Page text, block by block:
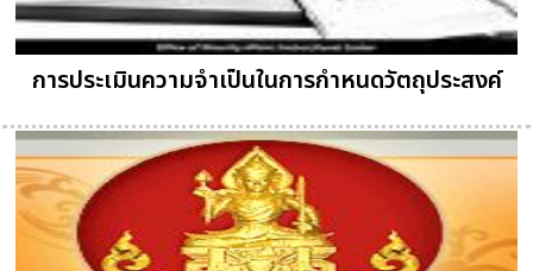
การประเมินความจำเป็นในการกำหนดวัตถุประสงค์